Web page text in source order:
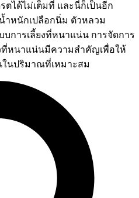
ตได้ไม่เต็มที่ และนี่ก็เป็นอีก
ำหนักเปลือกนิ่ม ตัวหลวม
บการเลี้ยงที่หนาแน่น การจัดการ
ที่หนาแน่นมีความสำคัญเพื่อให้
ในปริมาณที่เหมาะสม